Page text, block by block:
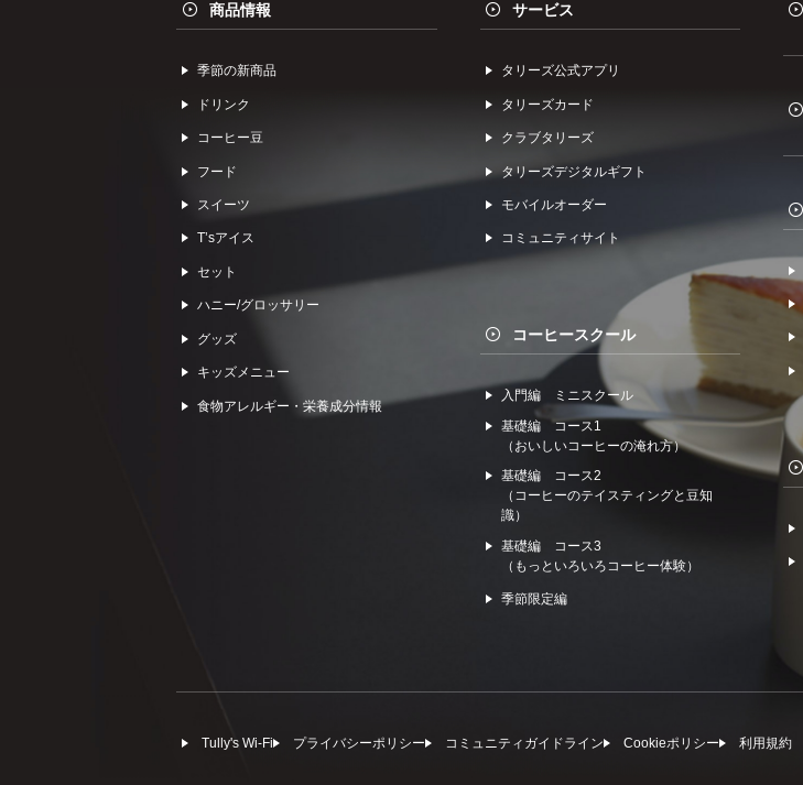
商品情報
季節の新商品
ドリンク
コーヒー⾖
フード
スイーツ
Tʼsアイス
セット
ハニー/グロッサリー
グッズ
キッズメニュー
食物アレルギー・栄養成分情報
サービス
タリーズ公式アプリ
タリーズカード
クラブタリーズ
タリーズデジタルギフト
モバイルオーダー
コミュニティサイト
コーヒースクール
入門編 ミニスクール
基礎編 コース1
（おいしいコーヒーの淹れ方）
基礎編 コース2
（コーヒーのテイスティングと豆知
識）
基礎編 コース3
（もっといろいろコーヒー体験）
季節限定編
Tully's Wi-Fi プライバシーポリシー コミュニティガイドライン Cookieポリシー 利⽤規約